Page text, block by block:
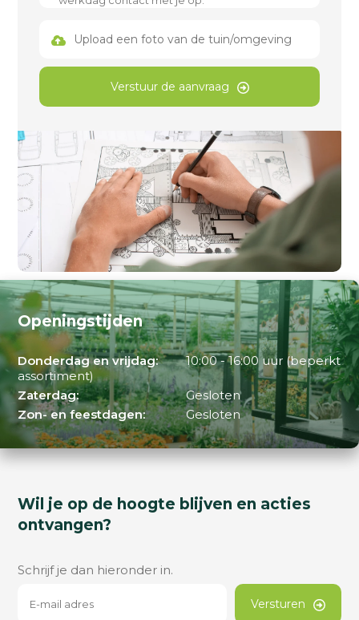
Upload een foto van de tuin/omgeving
Verstuur de aanvraag
Openingstijden
Donderdag en vrijdag:
10:00 - 16:00 uur (beperkt
assortiment)
Zaterdag:
Gesloten
Zon- en feestdagen:
Gesloten
Wil je op de hoogte blijven en acties
ontvangen?
Schrijf je dan hieronder in.
Versturen